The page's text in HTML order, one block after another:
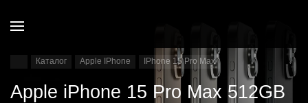
Каталог Apple IPhone IPhone 15 Pro Max
Apple iPhone 15 Pro Max 512GB